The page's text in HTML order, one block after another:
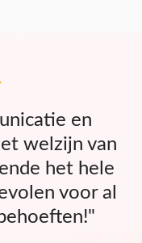
en
welzijn van
het hele
voor al